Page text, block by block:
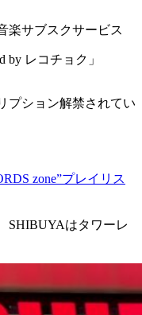
楽サブスクサービス
by レコチョク」
プション解禁されてい
zone”プレイリス
はタワーレ